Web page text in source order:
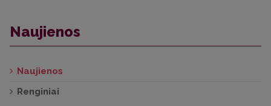
Naujienos
Naujienos
Renginiai